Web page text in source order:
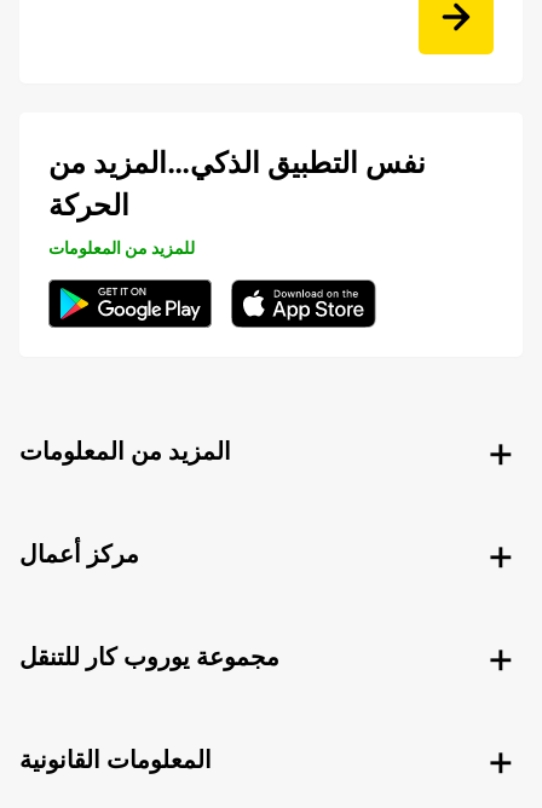
نفس التطبيق الذكي…المزيد من
الحركة
للمزيد من المعلومات
المزيد من المعلومات
مركز أعمال
مجموعة يوروب كار للتنقل
المعلومات القانونية